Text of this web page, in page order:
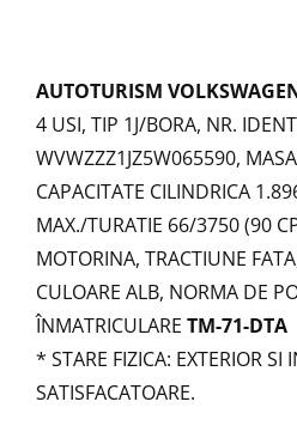
AUTOTURISM
4 USI, TIP 1J/BORA, NR.
WVWZZZ1JZ5W065590,
CAPACITATE CILINDRICA
MAX./TURATIE 66/3750 (90
MOTORINA, TRACTIUNE
CULOARE ALB, NORMA DE
ÎNMATRICULARE TM-71-DTA
* STARE FIZICA: EXTERIOR SI
SATISFACATOARE.